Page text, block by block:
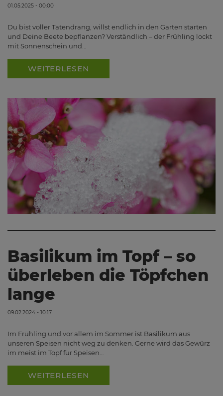
01.05.2025 - 00:00
Du bist voller Tatendrang, willst endlich in den Garten starten
und Deine Beete bepflanzen? Verständlich – der Frühling lockt
mit Sonnenschein und…
WEITERLESEN
Basilikum im Topf – so
überleben die Töpfchen
lange
09.02.2024 - 10:17
Im Frühling und vor allem im Sommer ist Basilikum aus
unseren Speisen nicht weg zu denken. Gerne wird das Gewürz
im meist im Topf für Speisen…
WEITERLESEN